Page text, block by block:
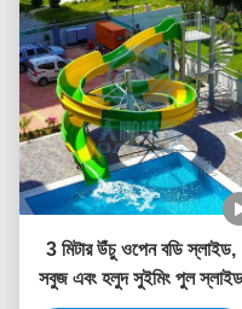
3 মিটার উঁচু ওপেন বডি স্লাইড,
সবুজ এবং হলুদ সুইমিং পুল স্লাইড